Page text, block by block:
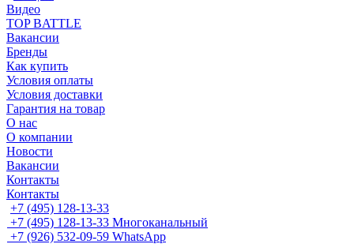
Видео
TOP BATTLE
Вакансии
Бренды
Как купить
Условия оплаты
Условия доставки
Гарантия на товар
О нас
О компании
Новости
Вакансии
Контакты
Контакты
+7 (495) 128-13-33
+7 (495) 128-13-33 Многоканальный
+7 (926) 532-09-59 WhatsApp